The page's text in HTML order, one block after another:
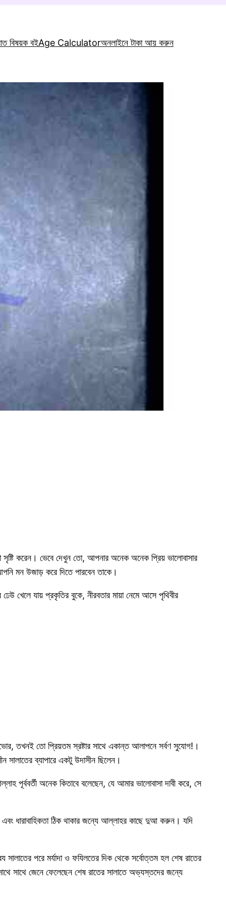
বিষয়ক বইAge Calculatorঅনলাইনে টাকা আয় করুন
করেন। ভেবে দেখুন তো, আপনার অনেক অনেক প্রিয় ভালোবাসার
মন উজাড় করে দিতে পারবেন তাকে।
খেলে যায় প্রকৃতির বুকে, নীরবতার মায়া নেমে আসে পৃথিবীর
তখনই তো প্রিয়তম স্রষ্টার সাথে একান্ত আলাপনে সর্বণ সুযোগ!।
ব্যাপারে একটু উদাসীন ছিলেন।
অনেক কিতাবে বলেছেন, যে আমার ভালোবাসা দাবী করে, সে
ধারাবাহিকতা ঠিক থাকার জন্যে আল্লাহর কাছে দুআ করুন। যদি
পরে মর্যাদা ও ফযিলতের দিক থেকে সর্বোত্তম হল শেষ রাতের
সাথে জেনে ফেলেছেন শেষ রাতের সালাতে অভ্যস্তদের জন্যে